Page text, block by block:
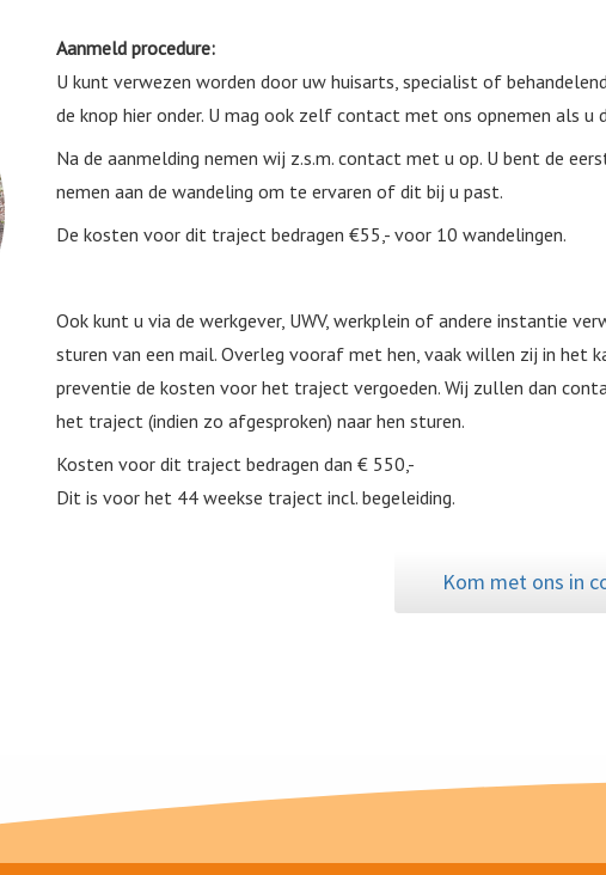
Aanmeld procedure:
U kunt verwezen worden door uw huisarts, specialist of
de knop hier onder. U mag ook zelf contact met ons opnemen als u
Na de aanmelding nemen wij z.s.m. contact met u op. U bent de
nemen aan de wandeling om te ervaren of dit bij u past.
De kosten voor dit traject bedragen €55,- voor 10 wandelingen.
Ook kunt u via de werkgever, UWV, werkplein of andere instantie
sturen van een mail. Overleg vooraf met hen, vaak willen zij in
preventie de kosten voor het traject vergoeden. Wij zullen dan
het traject (indien zo afgesproken) naar hen sturen.
Kosten voor dit traject bedragen dan € 550,-
Dit is voor het 44 weekse traject incl. begeleiding.
Kom met ons in